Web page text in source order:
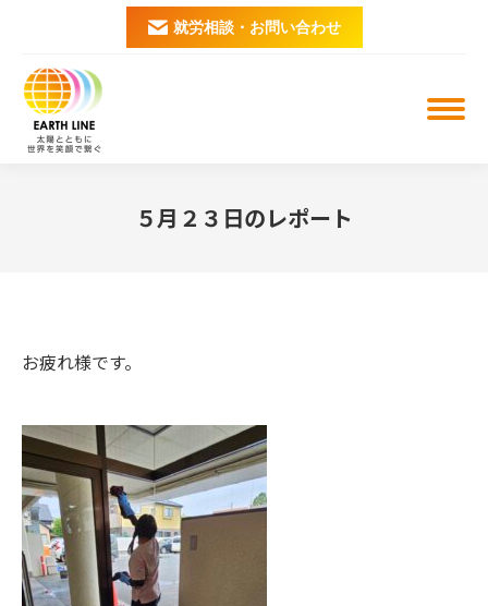
就労相談・お問い合わせ
５月２３日のレポート
お疲れ様です。